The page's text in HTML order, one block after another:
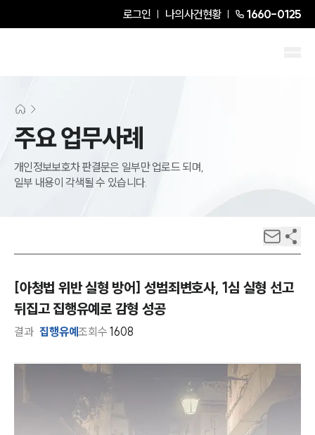
로그인 나의사건현황 1660-0125
주요 업무사례
개인정보보호차 판결문은 일부만 업로드 되며,
일부 내용이 각색될 수 있습니다.
[아청법 위반 실형 방어] 성범죄변호사, 1심 실형 선고
뒤집고 집행유예로 감형 성공
결과 집행유예조회수1608